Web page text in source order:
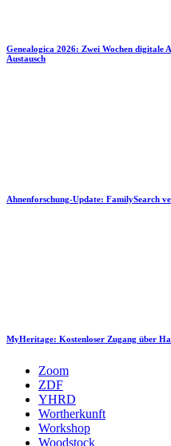
Genealogica 2026: Zwei Wochen digitale
Austausch
Ahnenforschung-Update: FamilySearch
MyHeritage: Kostenloser Zugang über
Zoom
ZDF
YHRD
Wortherkunft
Workshop
Woodstock